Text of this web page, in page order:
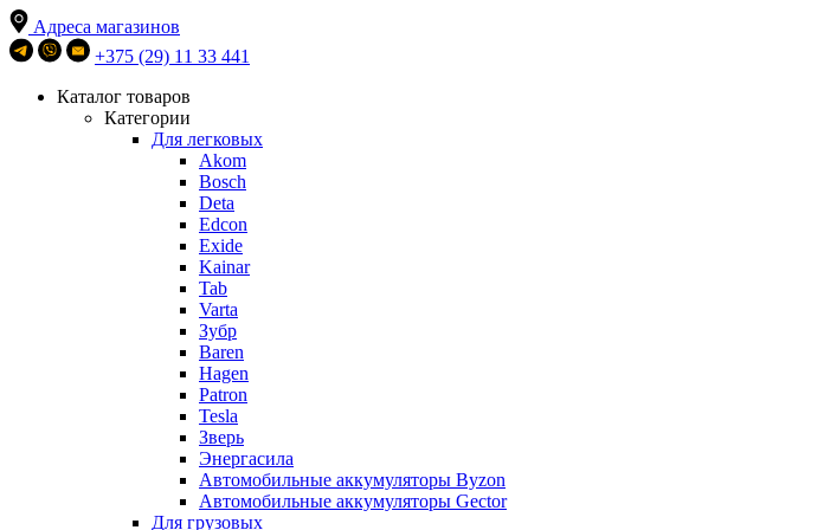
Адреса магазинов
+375 (29) 11 33 441
Каталог товаров
Категории
Для легковых
Akom
Bosch
Deta
Edcon
Exide
Kainar
Tab
Varta
Зубр
Baren
Hagen
Patron
Tesla
Зверь
Энергасила
Автомобильные аккумуляторы Byzon
Автомобильные аккумуляторы Gector
Для грузовых